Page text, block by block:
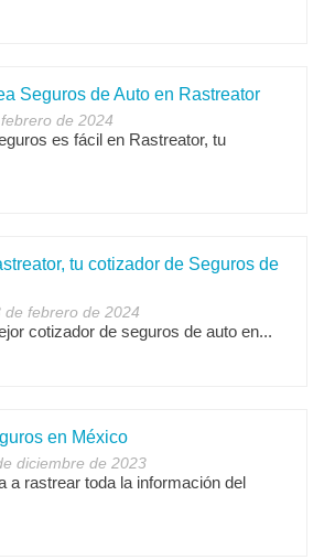
Seguros de Auto en Rastreator
de 2024
es fácil en Rastreator, tu
tu cotizador de Seguros de
de febrero de 2024
cotizador de seguros de auto en...
en México
diciembre de 2023
a rastrear toda la información del